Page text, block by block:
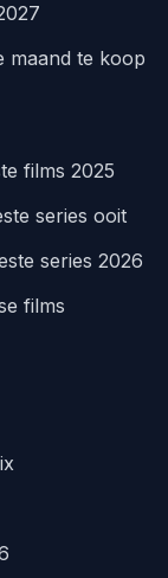
maand te koop
films 2025
series ooit
series 2026
films